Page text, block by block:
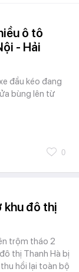
ô tô
- Hải
đầu kéo đang
bùng lên từ
0
khu đô thị
trộm tháo 2
thị Thanh Hà bị
hồi lại toàn bộ